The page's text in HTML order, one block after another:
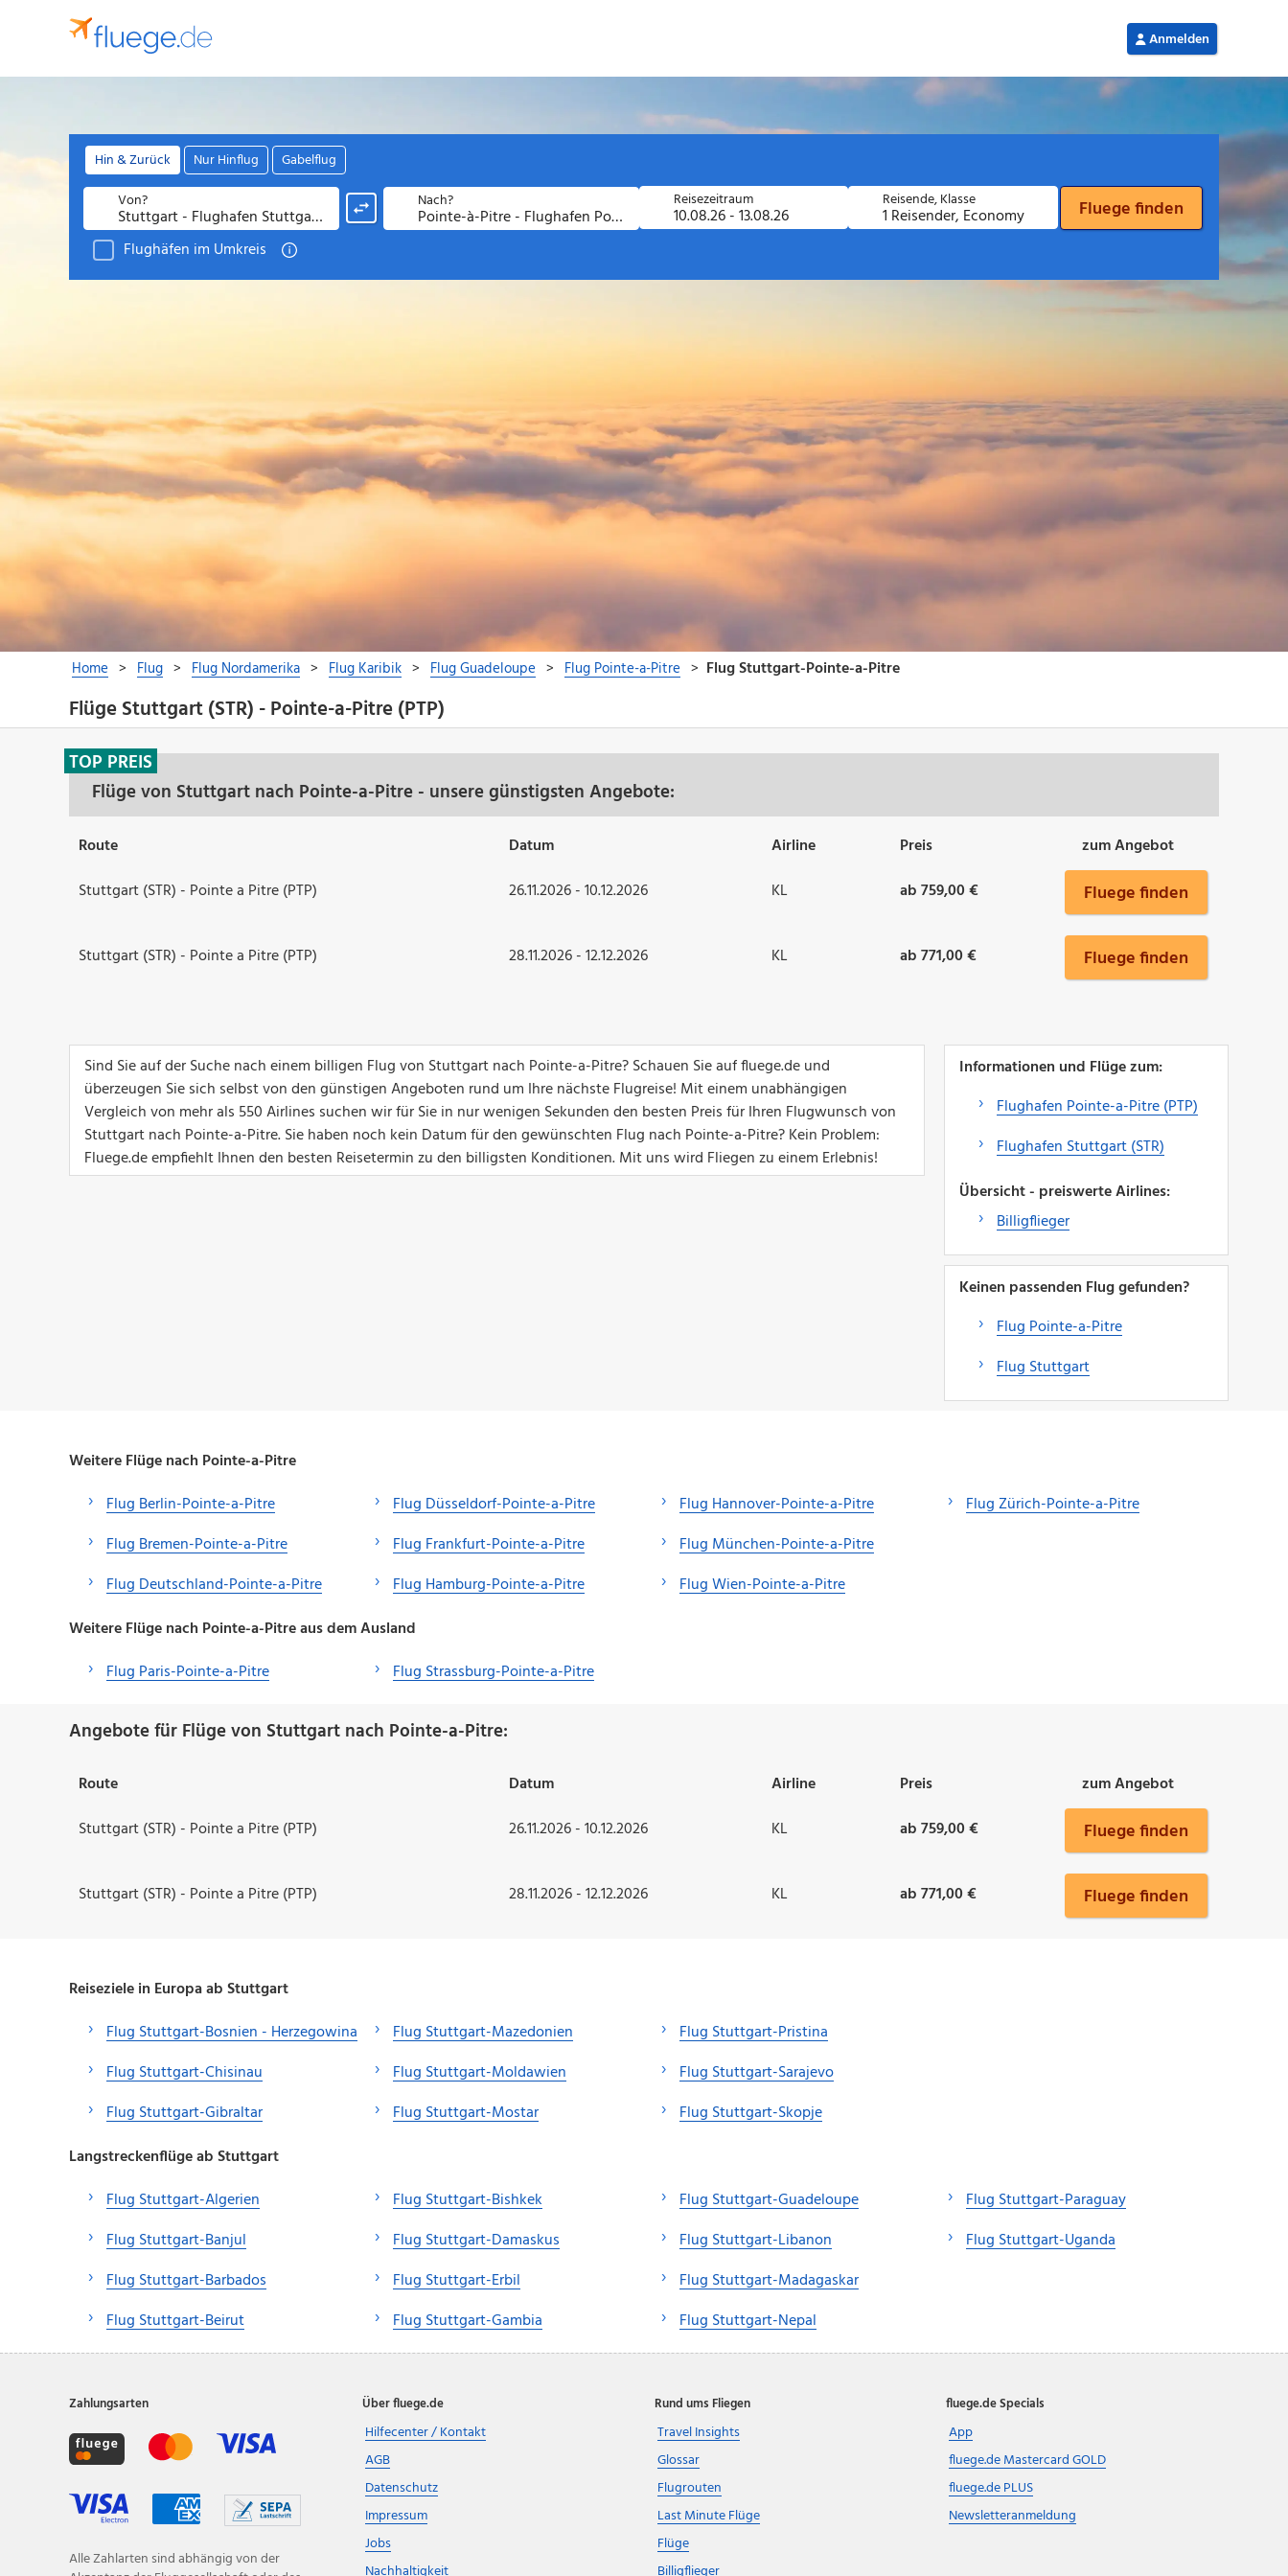
Flüge Stuttgart (STR) - Pointe-a-Pitre (PTP)
Flüge von Stuttgart nach Pointe-a-Pitre - unsere günstigsten Angebote:
TOP PREIS
Route Datum Airline Preis
zum Angebot
Stuttgart (STR) - Pointe a Pitre (PTP)
26.11.2026 - 10.12.2026 KL ab 759,00 € Fluege finden
Stuttgart (STR) - Pointe a Pitre (PTP) 28.11.2026 - 12.12.2026 KL ab 771,00 € Fluege finden
Sind Sie auf der Suche nach einem billigen Flug von Stuttgart nach Pointe-a-Pitre? Schauen Sie auf fluege.de und
überzeugen Sie sich selbst von den günstigen Angeboten rund um Ihre nächste Flugreise! Mit einem unabhängigen
Vergleich von mehr als 550 Airlines suchen wir für Sie in nur wenigen Sekunden den besten Preis für Ihren Flugwunsch von
Stuttgart nach Pointe-a-Pitre. Sie haben noch kein Datum für den gewünschten Flug nach Pointe-a-Pitre? Kein Problem:
Fluege.de empfiehlt Ihnen den besten Reisetermin zu den billigsten Konditionen. Mit uns wird Fliegen zu einem Erlebnis!
Informationen und Flüge zum:
Flughafen Pointe-a-Pitre (PTP)
Flughafen Stuttgart (STR)
Übersicht - preiswerte Airlines:
Billigflieger
Keinen passenden Flug gefunden?
Flug Pointe-a-Pitre
Flug Stuttgart
Weitere Flüge nach Pointe-a-Pitre
Flug Berlin-Pointe-a-Pitre
Flug Bremen-Pointe-a-Pitre
Flug Deutschland-Pointe-a-Pitre
Flug Düsseldorf-Pointe-a-Pitre
Flug Frankfurt-Pointe-a-Pitre
Flug Hamburg-Pointe-a-Pitre
Flug Hannover-Pointe-a-Pitre
Flug München-Pointe-a-Pitre
Flug Wien-Pointe-a-Pitre
Flug Zürich-Pointe-a-Pitre
Weitere Flüge nach Pointe-a-Pitre aus dem Ausland
Flug Paris-Pointe-a-Pitre
Flug Strassburg-Pointe-a-Pitre
Angebote für Flüge von Stuttgart nach Pointe-a-Pitre:
Route Datum Airline Preis
zum Angebot
Stuttgart (STR) - Pointe a Pitre (PTP)
26.11.2026 - 10.12.2026 KL ab 759,00 € Fluege finden
Stuttgart (STR) - Pointe a Pitre (PTP) 28.11.2026 - 12.12.2026 KL ab 771,00 € Fluege finden
Reiseziele in Europa ab Stuttgart
Flug Stuttgart-Bosnien - Herzegowina
Flug Stuttgart-Chisinau
Flug Stuttgart-Gibraltar
Flug Stuttgart-Mazedonien
Flug Stuttgart-Moldawien
Flug Stuttgart-Mostar
Flug Stuttgart-Pristina
Flug Stuttgart-Sarajevo
Flug Stuttgart-Skopje
Langstreckenflüge ab Stuttgart
Flug Stuttgart-Algerien
Flug Stuttgart-Banjul
Flug Stuttgart-Barbados
Flug Stuttgart-Beirut
Flug Stuttgart-Bishkek
Flug Stuttgart-Damaskus
Flug Stuttgart-Erbil
Flug Stuttgart-Gambia
Flug Stuttgart-Guadeloupe
Flug Stuttgart-Libanon
Flug Stuttgart-Madagaskar
Flug Stuttgart-Nepal
Flug Stuttgart-Paraguay
Flug Stuttgart-Uganda